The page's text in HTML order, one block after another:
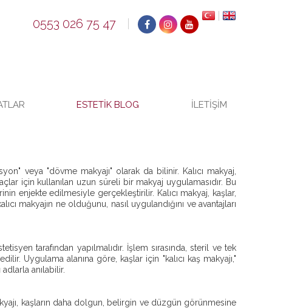
0553 026 75 47
ESTETIK BLOG İLETIŞIM
veya "dövme makyajı" olarak da bilinir. Kalıcı makyaj,
için kullanılan uzun süreli bir makyaj uygulamasıdır. Bu
enjekte edilmesiyle gerçekleştirilir. Kalıcı makyaj, kaşlar,
makyajın ne olduğunu, nasıl uygulandığını ve avantajları
tarafından yapılmalıdır. İşlem sırasında, steril ve tek
Uygulama alanına göre, kaşlar için "kalıcı kaş makyajı,"
anılabilir.
kaşların daha dolgun, belirgin ve düzgün görünmesine